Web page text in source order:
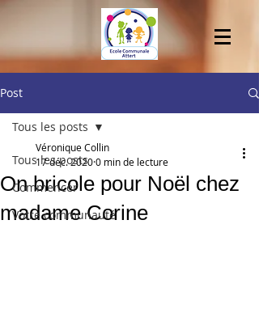
Post
Tous les posts
Commencer
Votre communauté
Tous les posts
On bricole pour Noël chez
madame Corine
Véronique Collin
17 déc. 20200 min de lecture